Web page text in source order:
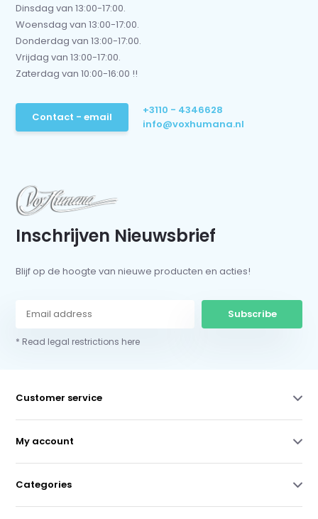
Dinsdag van 13:00-17:00.
Woensdag van 13:00-17:00.
Donderdag van 13:00-17:00.
Vrijdag van 13:00-17:00.
Zaterdag van 10:00-16:00 !!
Contact - email
+3110 - 4346628
info@voxhumana.nl
Inschrijven Nieuwsbrief
Blijf op de hoogte van nieuwe producten en acties!
Subscribe
* Read legal restrictions here
Customer service
My account
Categories